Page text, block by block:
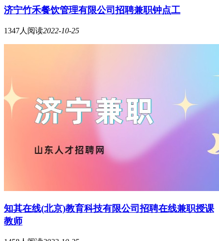
济宁竹禾餐饮管理有限公司招聘兼职钟点工
1347人阅读2022-10-25
知其在线(北京)教育科技有限公司招聘在线兼职授课
教师